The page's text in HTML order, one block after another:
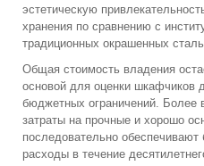
эстетическую
хранения по сравнению с
традиционных окрашенных
Общая стоимость владения
основой для оценки шкафчиков
бюджетных ограничений. Более
затраты на прочные и хорошо
последовательно обеспечивают
расходы в течение